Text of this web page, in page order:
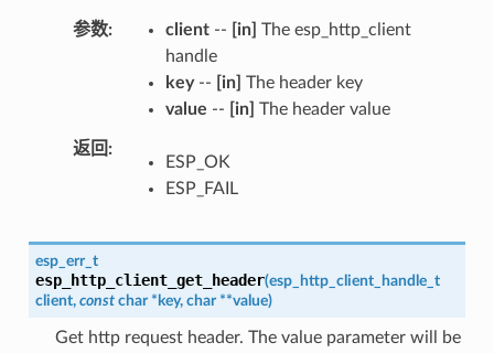
参数 client-- [in] The esp_http_client
handle
key-- [in] The header key
value -- [in] The header value
返回
ESP_OK
ESP_FAIL
esp_err_t
esp_http_client_get_header(esp_http_client_handle_t
client, const char * key, char **value)
Get http request header. The value parameter will be